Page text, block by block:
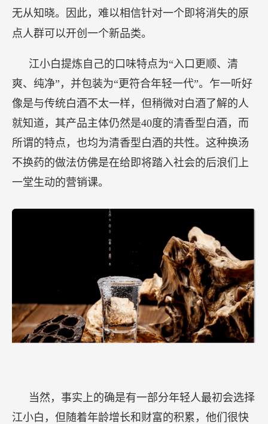
无从知晓。因此，难以相信针对一个即将消失的原
点人群可以开创一个新品类。
江小白提炼自己的口味特点为“入口更顺、清
爽、纯净”，并包装为“更符合年轻一代”。乍一听好
像是与传统白酒不太一样，但稍微对白酒了解的人
就知道，其产品主体仍然是40度的清香型白酒，而
所谓的特点，也均为清香型白酒的共性。这种换汤
不换药的做法仿佛是在给即将踏入社会的后浪们上
一堂生动的营销课。
当然，事实上的确是有一部分年轻人最初会选择
江小白，但随着年龄增长和财富的积累，他们很快